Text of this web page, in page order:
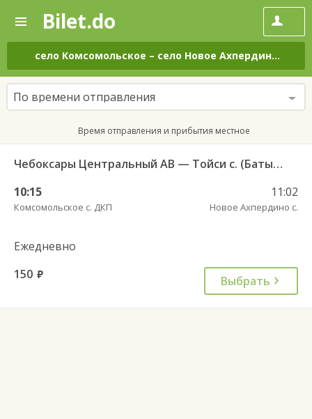
—
Поиск
и
покупка
билетов
на
автобус
онлайн
Bilet.do
село Комсомольское – село Новое Ахпердино
По времени отправления
Время отправления и прибытия местное
Чебоксары Центральный АВ — Тойси с. (Батырево) 526
10:15
Комсомольское с. ДКП
11:02
Новое Ахпердино с.
Ежедневно
150 руб. Выбрать